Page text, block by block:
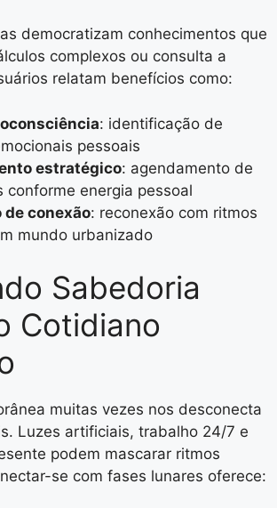
democratizam conhecimentos que
complexos ou consulta a
relatam benefícios como:
: identificação de
pessoais
estratégico: agendamento de
conforme energia pessoal
de conexão: reconexão com ritmos
mundo urbanizado
Sabedoria
Cotidiano
muitas vezes nos desconecta
Luzes artificiais, trabalho 24/7 e
podem mascarar ritmos
se com fases lunares oferece: